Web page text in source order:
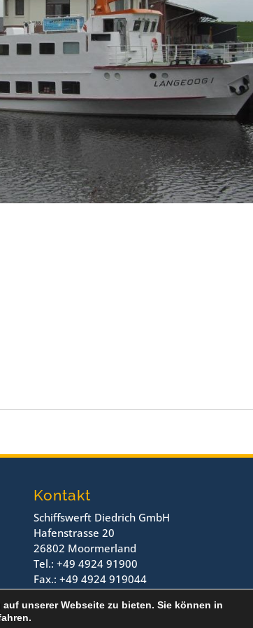
Kontakt
Schiffswerft Diedrich GmbH
Hafenstrasse 20
26802 Moormerland
Tel.: +49 4924 91900
Fax.: +49 4924 919044
unserer Webseite zu bieten. Sie können in